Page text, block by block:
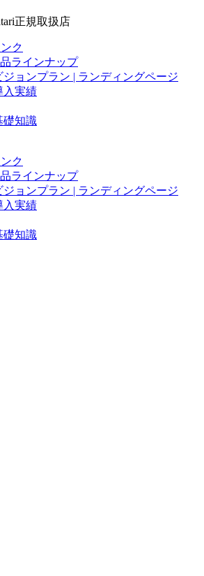
正規取扱店
ク
ラインナップ
ョンプラン | ランディングページ
入実績
礎知識
ク
ラインナップ
ョンプラン | ランディングページ
入実績
礎知識